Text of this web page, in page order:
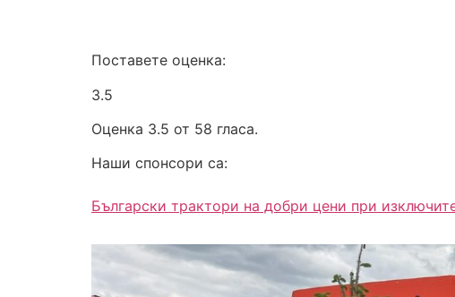
Поставете оценка:
3.5
Оценка 3.5 от 58 гласа.
Наши спонсори са:
Български трактори на добри цени при